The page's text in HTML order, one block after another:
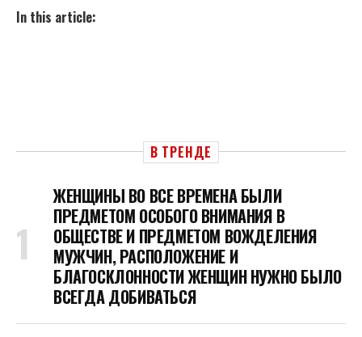
In this article:
В ТРЕНДЕ
ЖЕНЩИНЫ ВО ВСЕ ВРЕМЕНА БЫЛИ
ПРЕДМЕТОМ ОСОБОГО ВНИМАНИЯ В
ОБЩЕСТВЕ И ПРЕДМЕТОМ ВОЖДЕЛЕНИЯ
МУЖЧИН, РАСПОЛОЖЕНИЕ И
БЛАГОСКЛОННОСТИ ЖЕНЩИН НУЖНО БЫЛО
ВСЕГДА ДОБИВАТЬСЯ